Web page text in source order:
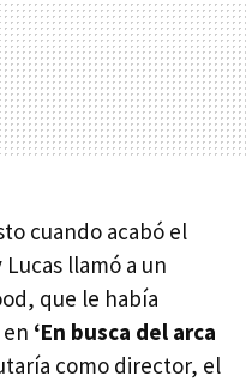
cuando acabó el
llamó a un
que le había
‘En busca del arca
como director, el